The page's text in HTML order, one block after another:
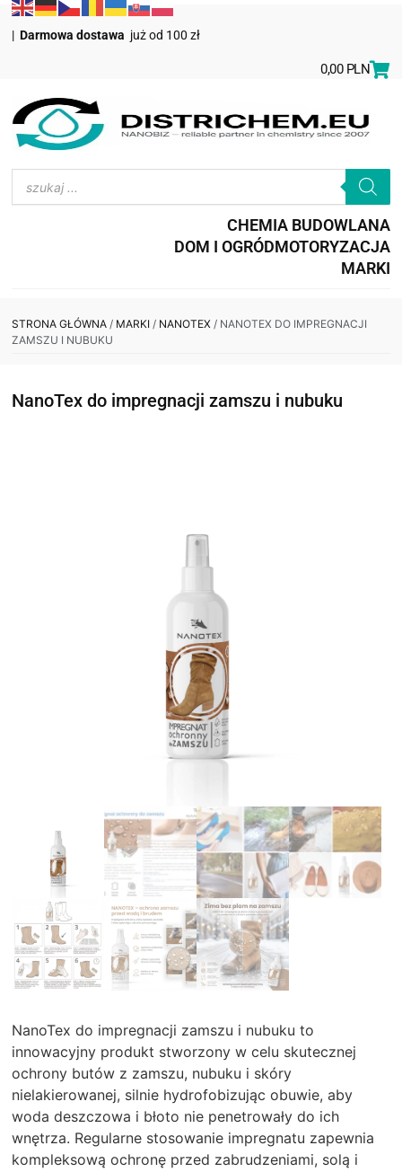
|Darmowa dostawa już od 100 zł
0,00 PLN
CHEMIA BUDOWLANA
DOM I OGRÓDMOTORYZACJA
MARKI
STRONA GŁÓWNA / MARKI / NANOTEX / NANOTEX DO IMPREGNACJI
ZAMSZU I NUBUKU
NanoTex do impregnacji zamszu i nubuku
NanoTex do impregnacji zamszu i nubuku to
innowacyjny produkt stworzony w celu skutecznej
ochrony butów z zamszu, nubuku i skóry
nielakierowanej, silnie hydrofobizując obuwie, aby
woda deszczowa i błoto nie penetrowały do ich
wnętrza. Regularne stosowanie impregnatu zapewnia
kompleksową ochronę przed zabrudzeniami, solą i